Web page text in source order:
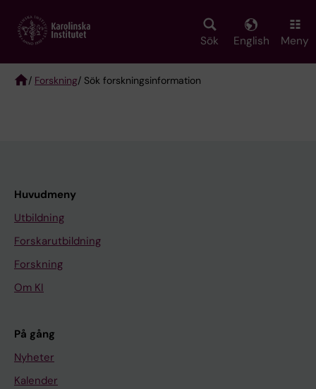
main
Sök English Meny
/ Forskning/ Sök forskningsinformation
Huvudmeny
Utbildning
Forskarutbildning
Forskning
Om KI
På gång
Nyheter
Kalender